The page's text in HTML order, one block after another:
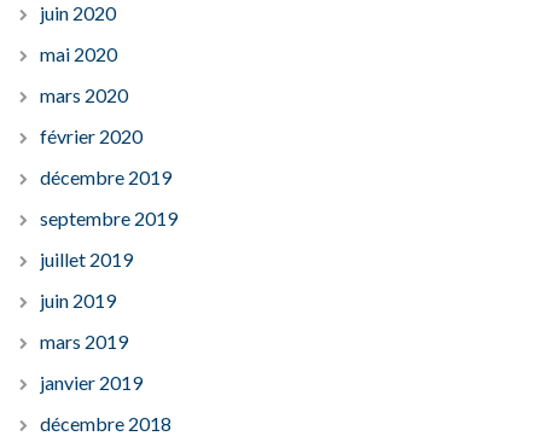
juin 2020
mai 2020
mars 2020
février 2020
décembre 2019
septembre 2019
juillet 2019
juin 2019
mars 2019
janvier 2019
décembre 2018